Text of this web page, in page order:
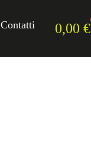
Contatti 0,00 €